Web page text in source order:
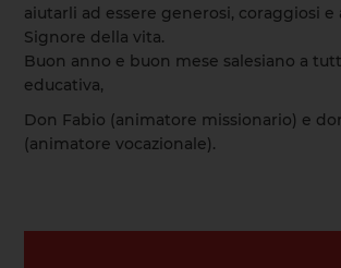
aiutarli ad essere generosi, coraggiosi e
Signore della vita.
Buon anno e buon mese salesiano a
educativa,
Don Fabio (animatore missionario) e
(animatore vocazionale).